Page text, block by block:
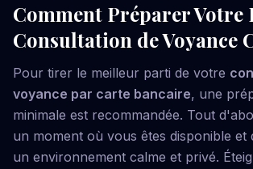
Comment Préparer Votre
Consultation de Voyance
Pour tirer le meilleur parti de votre
voyance par carte bancaire, une
minimale est recommandée. Tout
un moment où vous êtes disponible et
un environnement calme et privé.